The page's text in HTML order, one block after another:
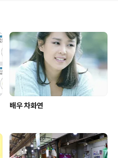
돈도, 시간도 줄
난 2030 ‘자낳
2년 뒤, 달라졌나
유일한 ‘동아
배우 차화연